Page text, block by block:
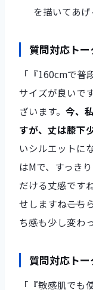
を描いてあげ
質問対応ト
「『160cmで
サイズが良いで
ざいます。 今、
すが、丈は膝下
いシルエットに
はMで、すっき
だける丈感です
せしますね――こ
ち感も少し変わ
質問対応ト
「『敏感肌でも